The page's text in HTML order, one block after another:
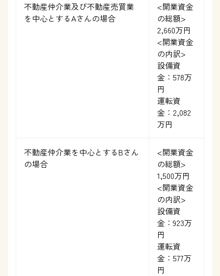
不動産仲介業及び不動産売買業
を中心とするAさんの場合
<開業資金
の総額>
2,660万円
<開業資金
の内訳>
設備資
金：578万
円
運転資
金：2,082
万円
不動産仲介業を中心とするBさん
の場合
<開業資金
の総額>
1,500万円
<開業資金
の内訳>
設備資
金：923万
円
運転資
金：577万
円